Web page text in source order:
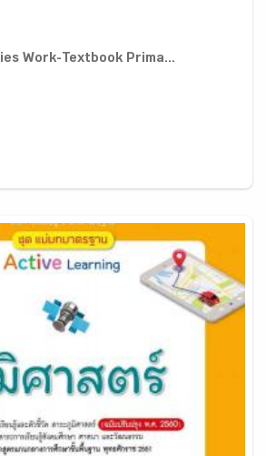
Work-Textbook Prima...